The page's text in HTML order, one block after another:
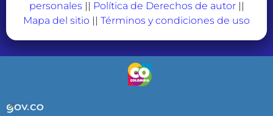
personales
Política de Derechos de autor||
Mapa del sitio
Términos y condiciones de uso